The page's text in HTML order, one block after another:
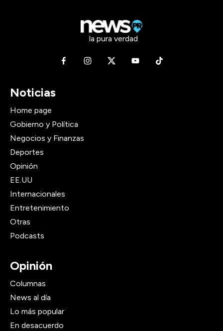
la pura verdad
Noticias
Home page
Gobierno y Política
Negocios y Finanzas
Deportes
Opinión
EE.UU
Internacionales
Entretenimiento
Otras
Podcasts
Opinión
Columnas
News al día
Lo más popular
En desacuerdo